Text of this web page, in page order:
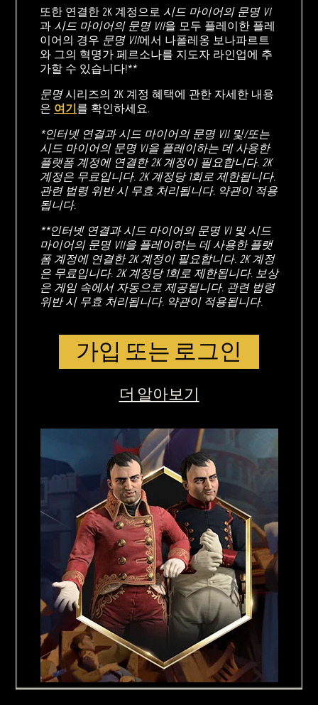
또한 연결한 2K 계정으로 시드 마이어의 문명 VI
과 시드 마이어의 문명 VII을 모두 플레이한 플레
이어의 경우 문명 VII에서 나폴레옹 보나파르트
와 그의 혁명가 페르소나를 지도자 라인업에 추
가할 수 있습니다!**
문명시리즈의 2K 계정 혜택에 관한 자세한 내용
은 여기를 확인하세요.
*인터넷 연결과 시드 마이어의 문명 VII 및/또는
시드 마이어의 문명 VI을 플레이하는 데 사용한
플랫폼 계정에 연결한 2K 계정이 필요합니다. 2K
계정은 무료입니다. 2K 계정당 1회로 제한됩니다.
관련 법령 위반 시 무효 처리됩니다. 약관이 적용
됩니다.
**인터넷 연결과 시드 마이어의 문명 VI 및 시드
마이어의 문명 VII을 플레이하는 데 사용한 플랫
폼 계정에 연결한 2K 계정이 필요합니다. 2K 계정
은 무료입니다. 2K 계정당 1회로 제한됩니다. 보상
은 게임 속에서 자동으로 제공됩니다. 관련 법령
위반 시 무효 처리됩니다. 약관이 적용됩니다.
가입 또는 로그인
더 알아보기